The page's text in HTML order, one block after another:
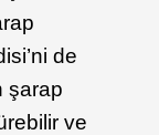
de
şarap
ve